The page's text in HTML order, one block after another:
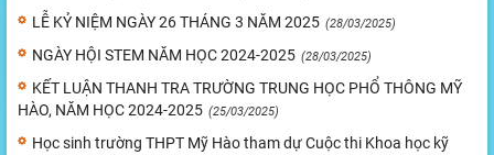
LỄ KỶ NIỆM NGÀY 26 THÁNG 3 NĂM 2025 (28/03/2025)
NGÀY HỘI STEM NĂM HỌC 2024-2025 (28/03/2025)
KẾT LUẬN THANH TRA TRƯỜNG TRUNG HỌC PHỔ THÔNG MỸ
HÀO, NĂM HỌC 2024-2025 (25/03/2025)
Học sinh trường THPT Mỹ Hào tham dự Cuộc thi Khoa học kỹ